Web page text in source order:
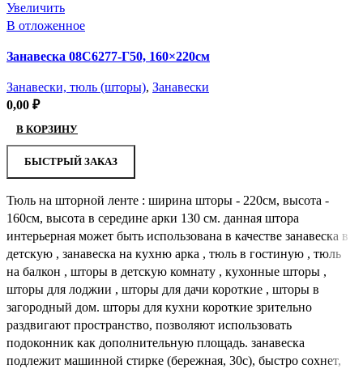
Увеличить
В отложенное
Занавеска 08С6277-Г50, 160×220см
Занавески, тюль (шторы), Занавески
0,00 ₽
В КОРЗИНУ
БЫСТРЫЙ ЗАКАЗ
Тюль на шторной ленте : ширина шторы - 220см, высота -
160см, высота в середине арки 130 см. данная штора
интерьерная может быть использована в качестве занавеска в
детскую , занавеска на кухню арка , тюль в гостиную , тюль
на балкон , шторы в детскую комнату , кухонные шторы ,
шторы для лоджии , шторы для дачи короткие , шторы в
загородный дом. шторы для кухни короткие зрительно
раздвигают пространство, позволяют использовать
подоконник как дополнительную площадь. занавеска
подлежит машинной стирке (бережная, 30с), быстро сохнет,